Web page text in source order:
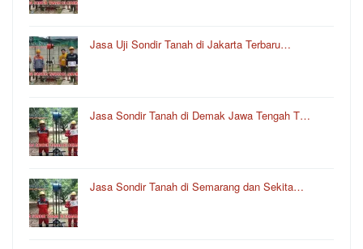
Jasa Uji Sondir Tanah di Jakarta Terbaru…
Jasa Sondir Tanah di Demak Jawa Tengah T…
Jasa Sondir Tanah di Semarang dan Sekita…